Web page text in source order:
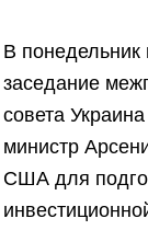
В понедельник
заседание
совета
министр
США для